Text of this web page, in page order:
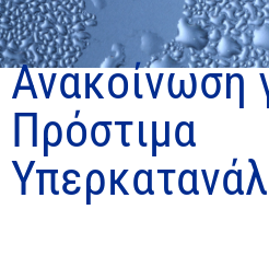
Ανακοίνωση
Πρόστιμα